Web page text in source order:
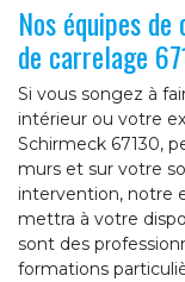
Nos équipes
de carrelage
Si vous songez à
intérieur ou votre
Schirmeck 67130,
murs et sur votre
intervention, notre
mettra à votre
sont des
formations